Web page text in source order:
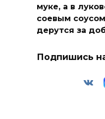
муке, а в
соевым
дерутся за
Подпишись